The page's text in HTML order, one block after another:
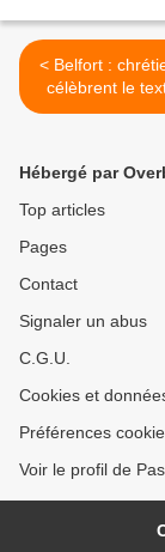
< Belfort : chrétiens et juifs
célèbrent le
Hébergé par
Top articles
Pages
Contact
Signaler un abus
C.G.U.
Cookies et
Préférences
Voir le profil de